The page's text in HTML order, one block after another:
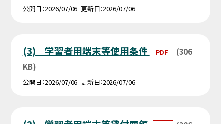
公開日 2026/07/06 更新日 2026/07/06
(3) 学習者用端末等使用条件 PDF
(306
KB)
公開日 2026/07/06 更新日 2026/07/06